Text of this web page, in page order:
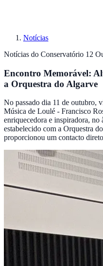
Notícias
Notícias do Conservatório 12
Encontro Memorável:
a Orquestra do Algarve
No passado dia 11 de outubro,
Música de Loulé - Francisco
enriquecedora e inspiradora,
estabelecido com a Orquestra
proporcionou um contacto